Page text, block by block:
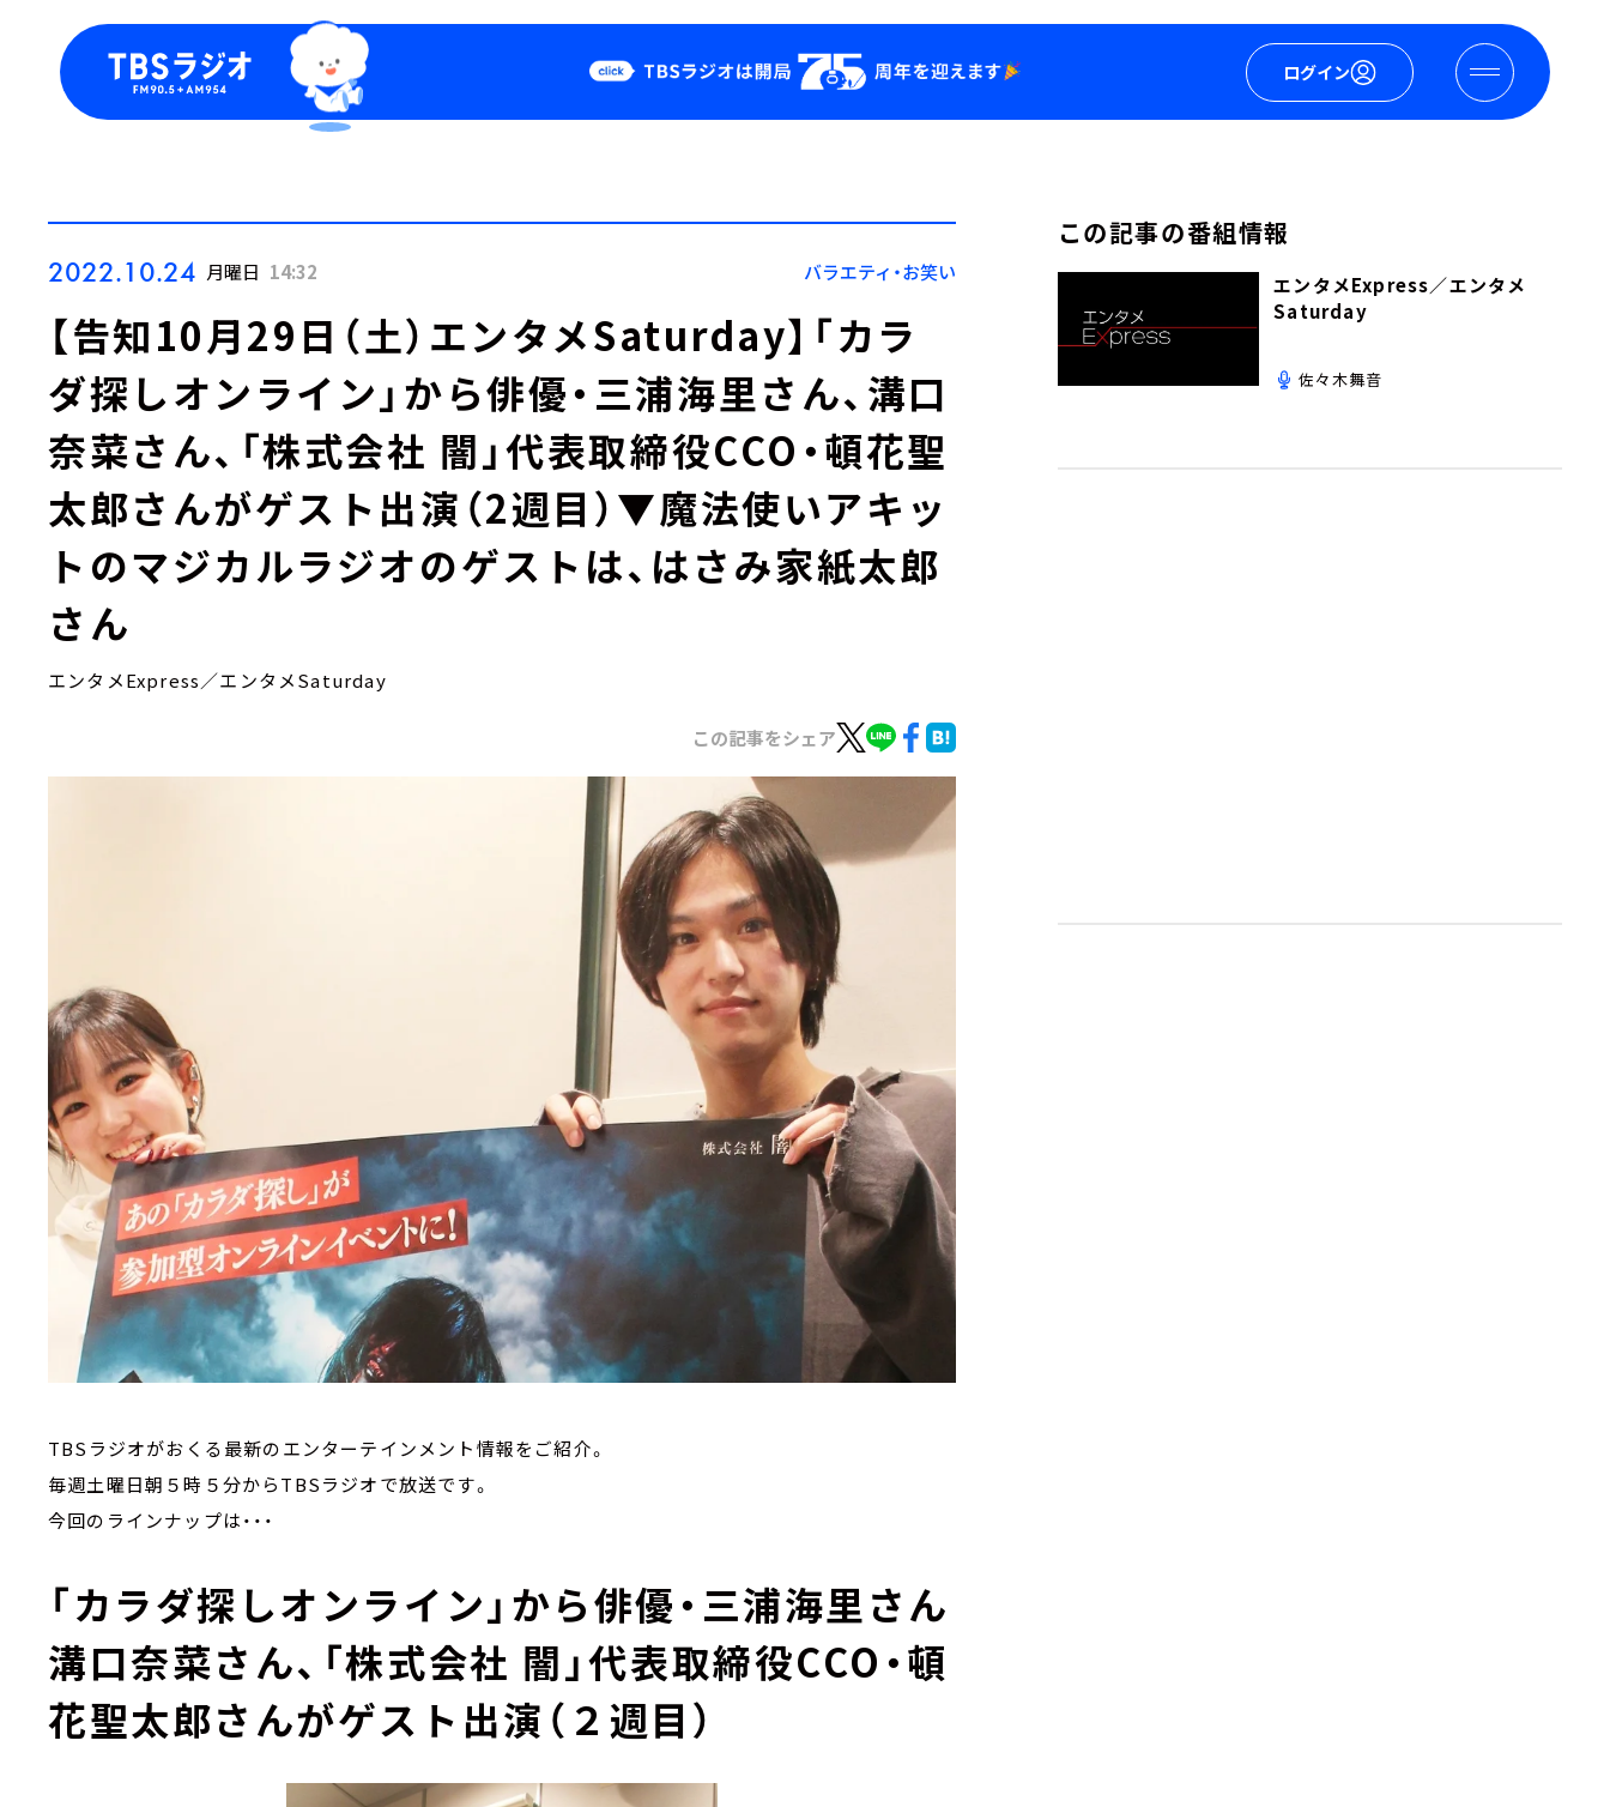
ログイン
Podcast
YouTube
会社情報
2022.10.24 月曜日 14:32 バラエティ・お笑い
【告知10月29日（土）エンタメSaturday】「カラ
ダ探しオンライン」から俳優・三浦海里さん、溝口
奈菜さん、「株式会社 闇」代表取締役CCO・頓花聖
太郎さんがゲスト出演（2週目）▼魔法使いアキッ
トのマジカルラジオのゲストは、はさみ家紙太郎
さん
エンタメExpress／エンタメSaturday
この記事をシェア
TBSラジオがおくる最新のエンターテインメント情報をご紹介。
毎週土曜日朝５時５分からTBSラジオで放送です。
今回のラインナップは・・・
「カラダ探しオンライン」から俳優・三浦海里さん
溝口奈菜さん、「株式会社 闇」代表取締役CCO・頓
花聖太郎さんがゲスト出演（２週目）
この記事の番組情報
エンタメExpress／エンタメ
Saturday
佐々木舞音